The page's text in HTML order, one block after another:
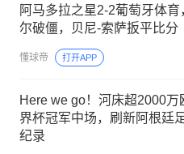
阿马多拉之星2-2葡萄牙体育
尔破僵，贝尼-索萨扳平比分
懂球帝 打开APP
Here we go！河床超2000万
界杯冠军中场，刷新阿根廷
纪录